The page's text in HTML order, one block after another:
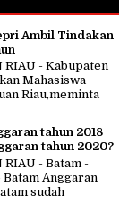
Ambil Tindakan
RIAU - Kabupaten
Mahasiswa
Riau,meminta
tahun 2018
tahun 2020?
RIAU - Batam -
Anggaran
sudah